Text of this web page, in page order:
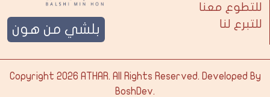
للتطوع معنا
للتبرع لنا
بلشي من هون
Copyright 2026 ATHAR. All Rights Reserved. Developed By
BoshDev.